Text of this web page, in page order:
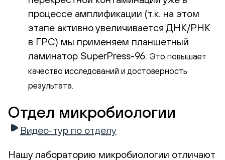
процессе амплификации (т.к. на этом
этапе активно увеличивается ДНК/РНК
в ГРС) мы применяем планшетный
ламинатор SuperPress-96. Это повышает
качество исследований и достоверность
результата.
Отдел микробиологии
Видео-тур по отделу
Нашу лабораторию микробиологии отличают